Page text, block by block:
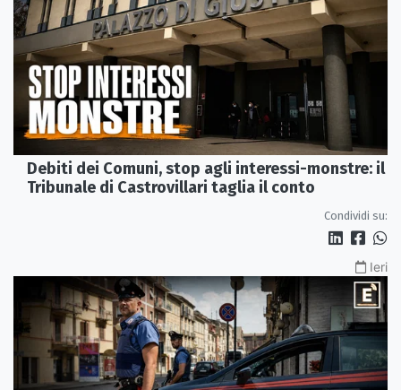
Debiti dei Comuni, stop agli interessi-monstre: il
Tribunale di Castrovillari taglia il conto
Condividi su:
Ieri